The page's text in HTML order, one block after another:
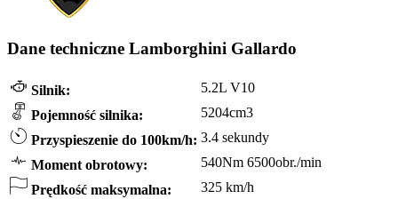
Dane techniczne Lamborghini Gallardo
Silnik:
5.2L V10
Pojemność silnika:
5204cm3
Przyspieszenie do 100km/h: 3.4 sekundy
Moment obrotowy:
540Nm 6500obr./min
Prędkość maksymalna:
325 km/h